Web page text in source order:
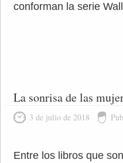
conforman la serie
La sonrisa de las
3 de julio de 2018
Entre los libros que